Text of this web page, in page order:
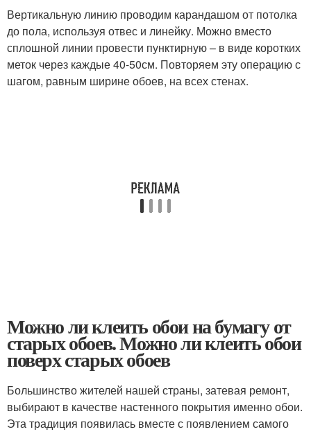
Вертикальную линию проводим карандашом от потолка
до пола, используя отвес и линейку. Можно вместо
сплошной линии провести пунктирную – в виде коротких
меток через каждые 40-50см. Повторяем эту операцию с
шагом, равным ширине обоев, на всех стенах.
Можно ли клеить обои на бумагу от
старых обоев. Можно ли клеить обои
поверх старых обоев
Большинство жителей нашей страны, затевая ремонт,
выбирают в качестве настенного покрытия именно обои.
Эта традиция появилась вместе с появлением самого